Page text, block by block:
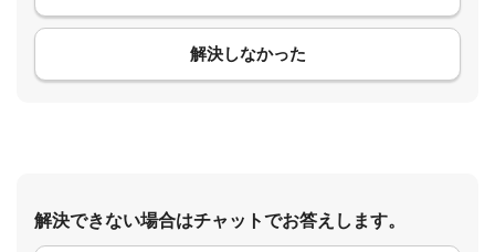
解決しなかった
解決できない場合はチャットでお答えします。